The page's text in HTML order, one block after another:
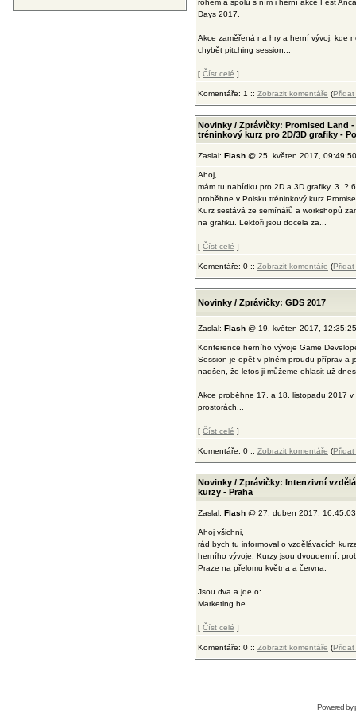
rohem a spolu s ním i herní akce Fest
Days 2017.
Akce zaměřená na hry a herní vývoj, kde
chybět pitching session...
[ Číst celé ]
Komentáře: 1 :: Zobrazit komentáře (Přidat
Novinky / Zprávičky: Promised Land -
tréninkový kurz pro 2D/3D grafiky -
Zaslal: Flash @ 25. květen 2017, 09:49:50
Ahoj,
mám tu nabídku pro 2D a 3D grafiky. 3. ?
proběhne v Polsku tréninkový kurz
Kurz sestává ze semínářů a workshopů
na grafiku. Lektoři jsou docela za...
[ Číst celé ]
Komentáře: 0 :: Zobrazit komentáře (Přidat
Novinky / Zprávičky: GDS 2017
Zaslal: Flash @ 19. květen 2017, 12:35:25
Konference herního vývoje Game
Session je opět v plném proudu příprav a
nadšen, že letos ji můžeme ohlasit už
Akce proběhne 17. a 18. listopadu 2017 v
prostorách...
[ Číst celé ]
Komentáře: 0 :: Zobrazit komentáře (Přidat
Novinky / Zprávičky: Intenzivní
kurzy - Praha
Zaslal: Flash @ 27. duben 2017, 16:45:03
Ahoj všichni,
rád bych tu informoval o vzdělávacích
herního vývoje. Kurzy jsou dvoudenní,
Praze na přelomu května a června.
Jsou dva a jde o:
Marketing he...
[ Číst celé ]
Komentáře: 0 :: Zobrazit komentáře (Přidat
Powered by